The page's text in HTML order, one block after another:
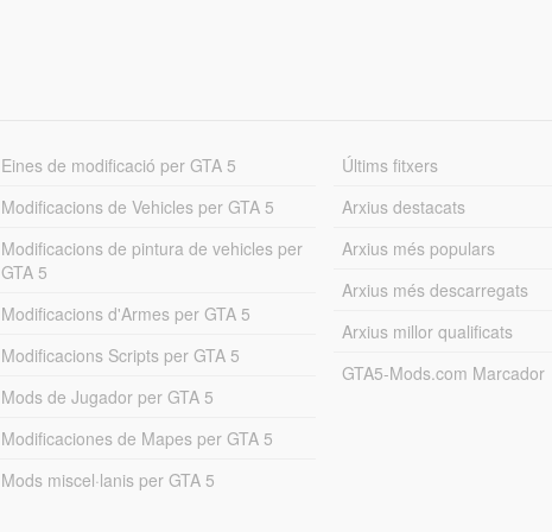
Eines de modificació per GTA 5
Modificacions de Vehicles per GTA 5
Modificacions de pintura de vehicles per
GTA 5
Modificacions d'Armes per GTA 5
Modificacions Scripts per GTA 5
Mods de Jugador per GTA 5
Modificaciones de Mapes per GTA 5
Mods miscel·lanis per GTA 5
Últims fitxers
Arxius destacats
Arxius més populars
Arxius més descarregats
Arxius millor qualificats
GTA5-Mods.com Marcador